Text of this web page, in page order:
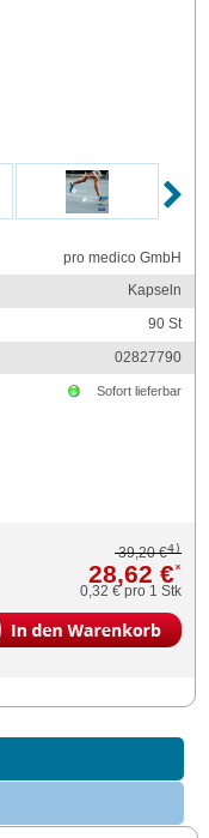
pro medico GmbH
Kapseln
90St
02827790
Sofort lieferbar
39,20 €4)
28,62 €*
0,32 €pro 1 Stk